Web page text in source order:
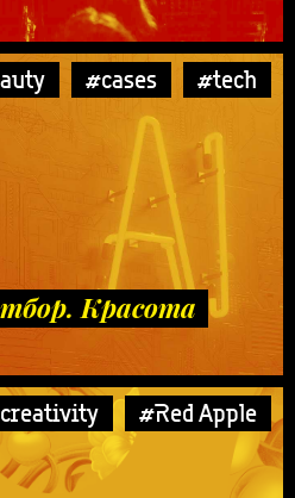
#cases #tech
Красота
#Red Apple